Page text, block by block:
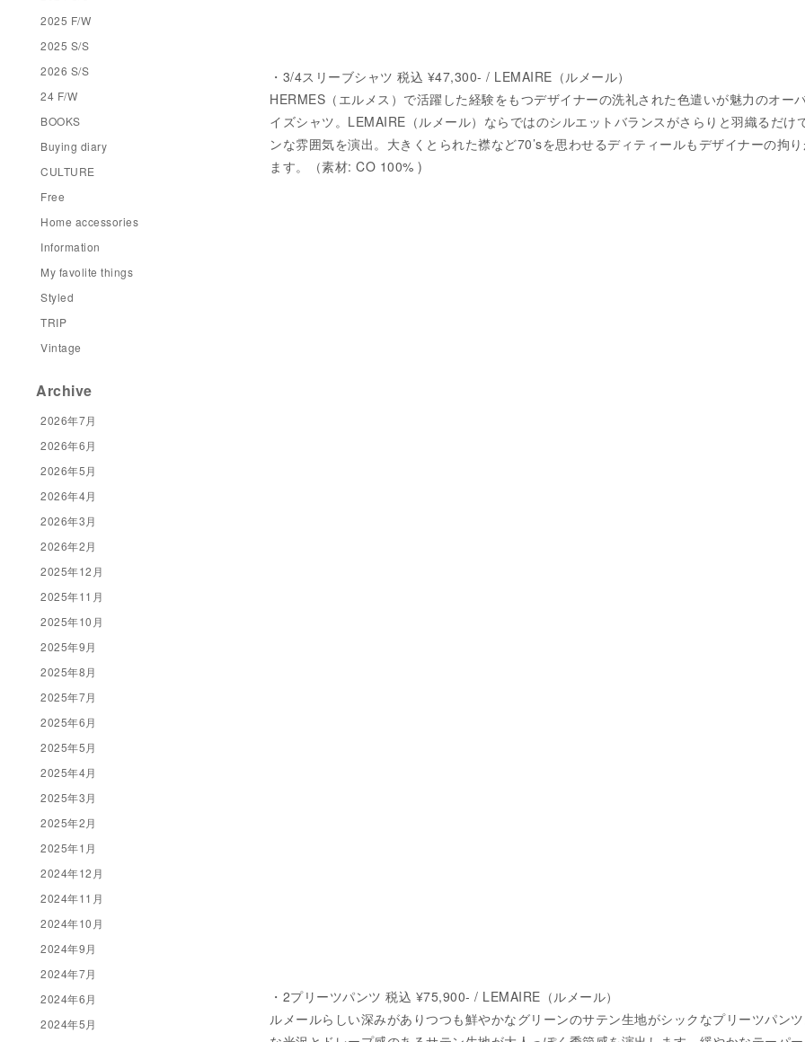
・3/4スリーブシャツ 税込 ¥47,300- / LEMAIRE（ルメール）
HERMES（エルメス）で活躍した経験をもつデザイナーの洗礼された色遣いが魅力のオー
イズシャツ。LEMAIRE（ルメール）ならではのシルエットバランスがさらりと羽織るだけ
ンな雰囲気を演出。大きくとられた襟など70’sを思わせるディティールもデザイナーの拘り
ます。（素材: CO 100% )
・2プリーツパンツ 税込 ¥75,900- / LEMAIRE（ルメール）
ルメールらしい深みがありつつも鮮やかなグリーンのサテン生地がシックなプリーツパン
2025 F/W
2025 S/S
2026 S/S
24 F/W
BOOKS
Buying diary
CULTURE
Free
Home accessories
Information
My favolite things
Styled
TRIP
Vintage
Archive
2026年7月
2026年6月
2026年5月
2026年4月
2026年3月
2026年2月
2025年12月
2025年11月
2025年10月
2025年9月
2025年8月
2025年7月
2025年6月
2025年5月
2025年4月
2025年3月
2025年2月
2025年1月
2024年12月
2024年11月
2024年10月
2024年9月
2024年7月
2024年6月
2024年5月